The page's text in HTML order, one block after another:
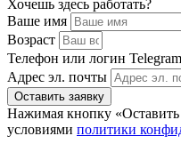
Хочешь здесь работать?
Ваше имя
Возраст
Телефон или логин Telegram
Адрес эл. почты
Оставить заявку
Нажимая кнопку «Оставить
условиями политики